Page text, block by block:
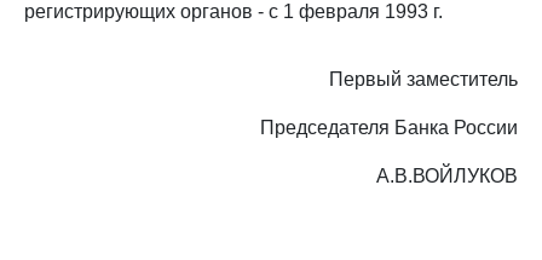
регистрирующих органов - с 1 февраля 1993 г.
Первый заместитель
Председателя Банка России
А.В.ВОЙЛУКОВ